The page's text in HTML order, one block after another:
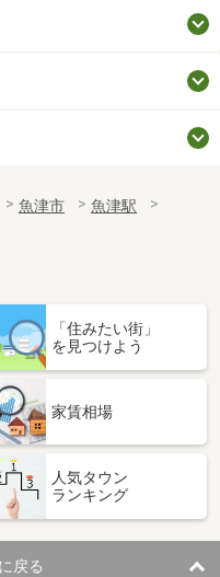
魚津市
魚津駅
「住みたい街」
を見つけよう
家賃相場
人気タウン
ランキング
戻る